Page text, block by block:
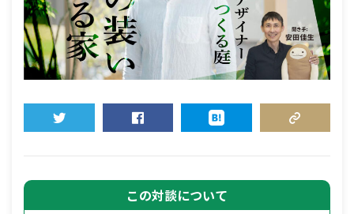
この対談について